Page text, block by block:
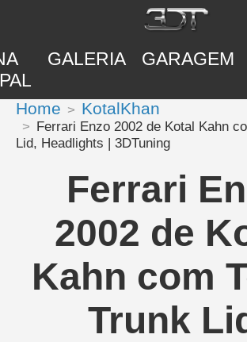
GALERIA GARAGEM
Home KotalKhan
Ferrari Enzo 2002 de Kotal Kahn
Lid, Headlights | 3DTuning
Ferrari
2002 de
Kahn com
Trunk